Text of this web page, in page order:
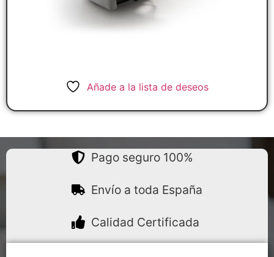
Añade a la lista de deseos
Pago seguro 100%
Envío a toda España
Calidad Certificada